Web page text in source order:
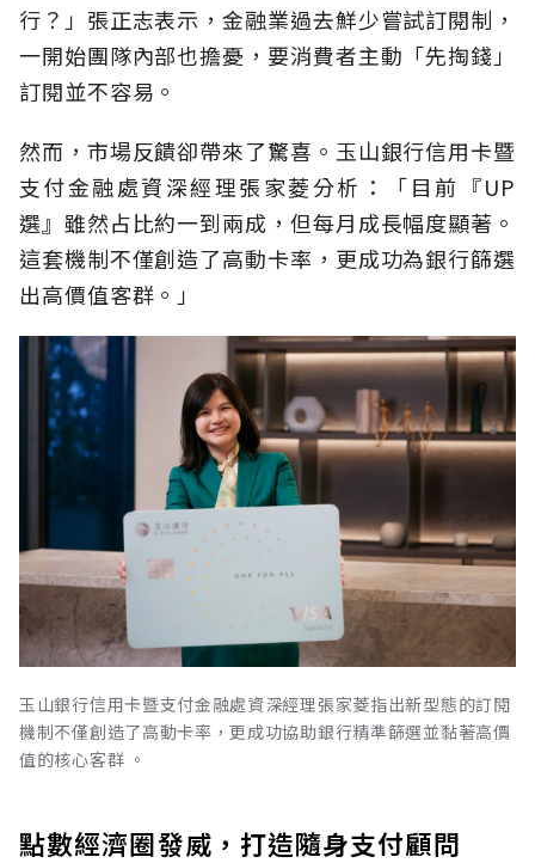
行？」張正志表示，金融業過去鮮少嘗試訂閱制，
一開始團隊內部也擔憂，要消費者主動「先掏錢」
訂閱並不容易。
然而，市場反饋卻帶來了驚喜。玉山銀行信用卡暨
支付金融處資深經理張家菱分析：「目前『UP
選』雖然占比約一到兩成，但每月成長幅度顯著。
這套機制不僅創造了高動卡率，更成功為銀行篩選
出高價值客群。」
玉山銀行信用卡暨支付金融處資深經理張家菱指出新型態的訂閱
機制不僅創造了高動卡率，更成功協助銀行精準篩選並黏著高價
值的核心客群 。
點數經濟圈發威，打造隨身支付顧問